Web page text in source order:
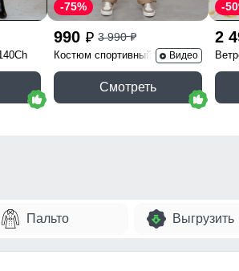
990 p 3 990p
-75%
Костюм спортивный 15020B
Видео
Смотреть
2
-
Пальто Выгрузить